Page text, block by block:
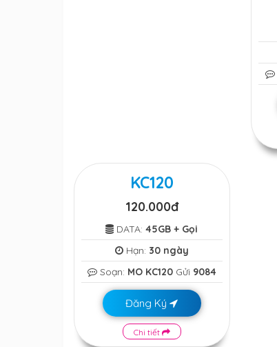
KC120
120.000đ
DATA:45GB + Gọi
Hạn: 30 ngày
Soạn: MO KC120Gửi 9084
Đăng Ký
Chi tiết